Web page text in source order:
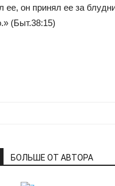
ее, он принял ее за
(Быт.38:15)
БОЛЬШЕ ОТ АВТОРА